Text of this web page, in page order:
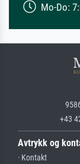
Mo-Do:
+43
Avtrykk og
· Kontakt